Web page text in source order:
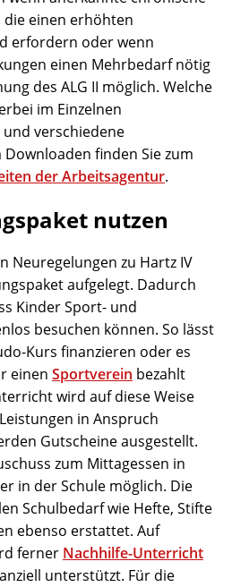
einen erhöhten
erfordern oder wenn
einen Mehrbedarf nötig
des ALG II möglich. Welche
im Einzelnen
verschiedene
finden Sie zum
der Arbeitsagentur.
nutzen
Neuregelungen zu Hartz IV
aufgelegt. Dadurch
Kinder Sport- und
besuchen können. So lässt
Kurs finanzieren oder es
einen Sportverein bezahlt
wird auf diese Weise
in Anspruch
Gutscheine ausgestellt.
zum Mittagessen in
in der Schule möglich. Die
Schulbedarf wie Hefte, Stifte
ebenso erstattet. Auf
ferner Nachhilfe-Unterricht
unterstützt. Für die